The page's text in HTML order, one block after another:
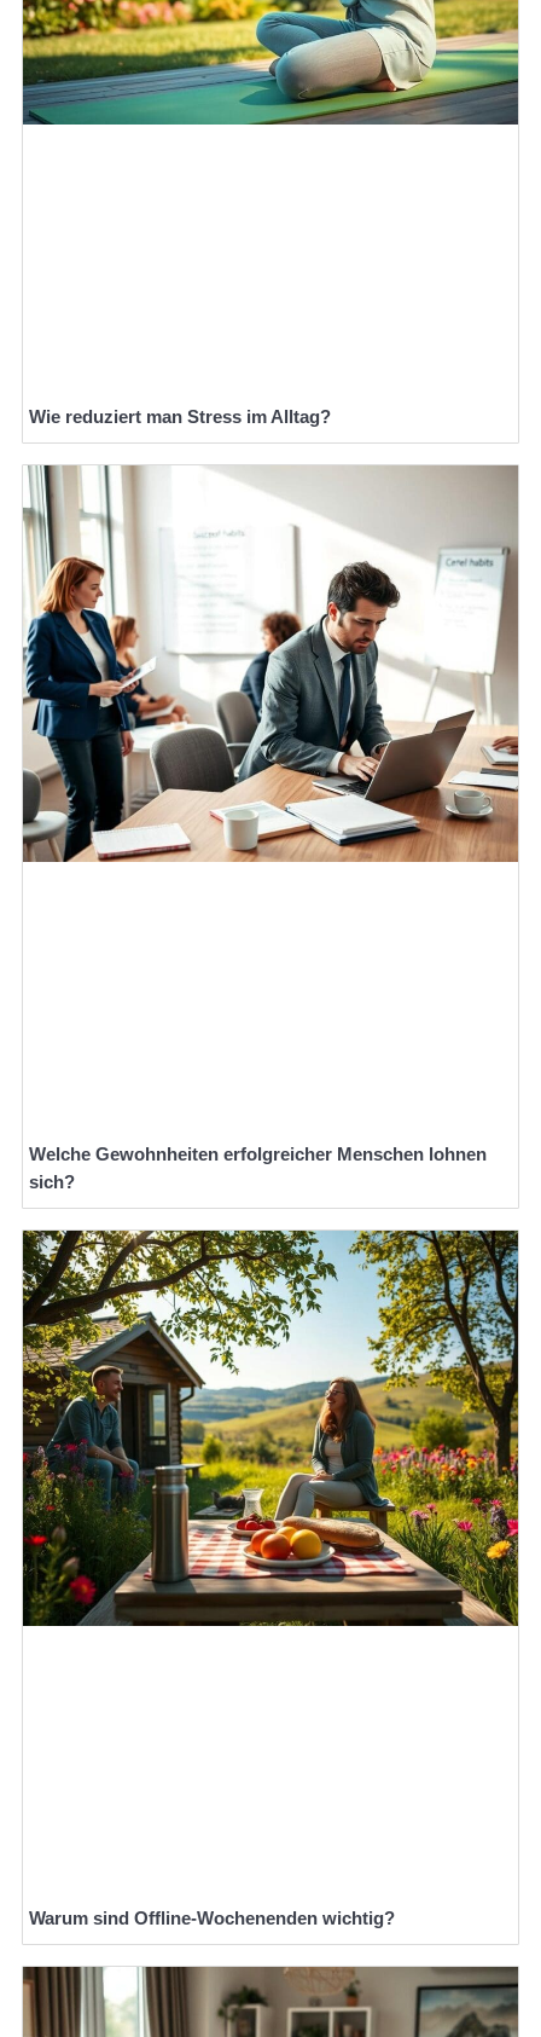
Wie reduziert man Stress im Alltag?
Welche Gewohnheiten erfolgreicher Menschen lohnen
sich?
Warum sind Offline-Wochenenden wichtig?